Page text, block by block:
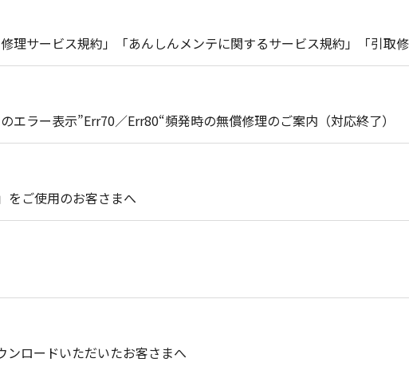
理サービス規約」「あんしんメンテに関するサービス規約」「引取
エラー表示”Err70／Err80“頻発時の無償修理のご案内（対応終了）
をご使用のお客さまへ
ンロードいただいたお客さまへ